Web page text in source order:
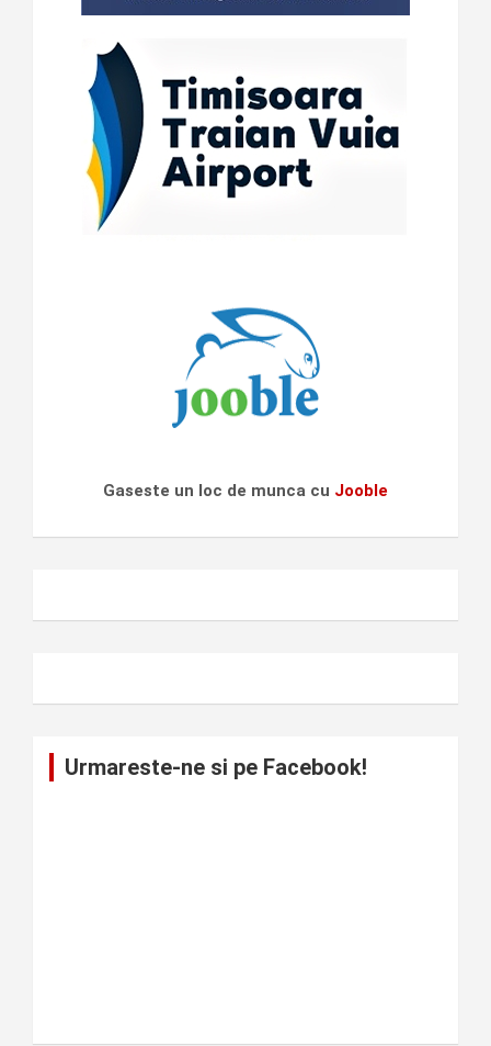
Gaseste un loc de munca cu Jooble
Urmareste-ne si pe Facebook!